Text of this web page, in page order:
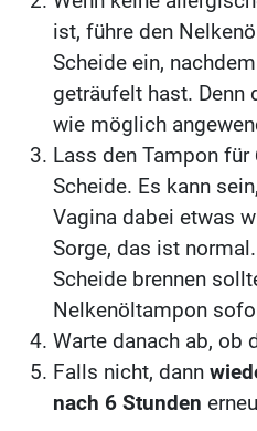
ist, führe den
Scheide ein,
geträufelt hast.
wie möglich
Lass den Tampon für
Scheide. Es kann
Vagina dabei etwas
Sorge, das ist
Scheide brennen
Nelkenöltampon
Warte danach ab, ob
Falls nicht, dann
nach 6 Stunden